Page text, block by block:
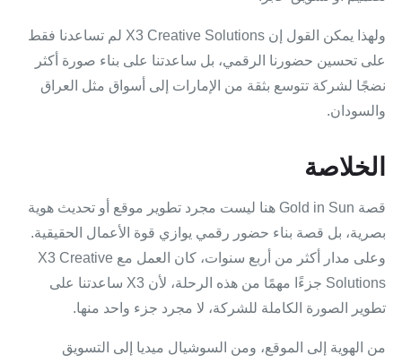
ولهذا يمكن القول إن X3 Creative Solutions لم تساعدنا فقط
على تحسين حضورنا الرقمي، بل ساعدتنا على بناء صورة أكثر
نضجًا لشركة تتوسع بثقة من الإمارات إلى أسواق مثل العراق
والسودان.
الخلاصة
قصة Gold in Sun هنا ليست مجرد تطوير موقع أو تحديث هوية
بصرية، بل قصة بناء حضور رقمي يوازي قوة الأعمال الحقيقية.
وعلى مدار أكثر من أربع سنوات، كان العمل مع X3 Creative
Solutions جزءًا مهمًا من هذه الرحلة، لأن X3 ساعدتنا على
تطوير الصورة الكاملة للشركة، لا مجرد جزء واحد منها.
من الهوية إلى الموقع، ومن السوشيال ميديا إلى التسويق